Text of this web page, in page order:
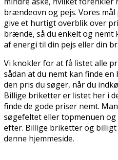
brændeovn og pejs. Vores
give et hurtigt overblik over
brænde, så du enkelt og nemt
af energi til din pejs eller din
Vi knokler for at få listet alle
sådan at du nemt kan finde
den pris du søger, når du
Billige briketter er listet her i
finde de gode priser nemt.
søgefeltet eller topmenuen
efter. Billige briketter og
denne hjemmeside.